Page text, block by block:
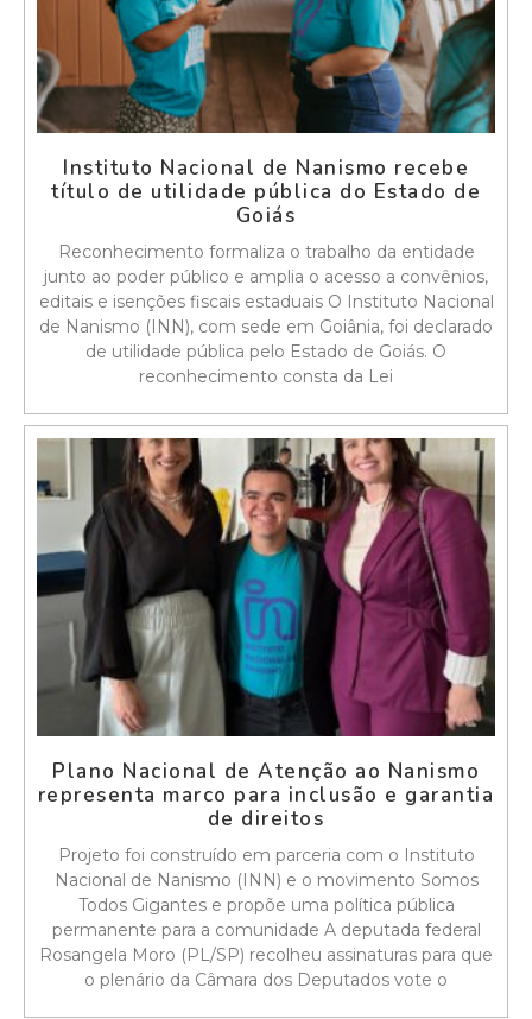
Instituto Nacional de Nanismo recebe
título de utilidade pública do Estado de
Goiás
Reconhecimento formaliza o trabalho da entidade
junto ao poder público e amplia o acesso a convênios,
editais e isenções fiscais estaduais O Instituto Nacional
de Nanismo (INN), com sede em Goiânia, foi declarado
de utilidade pública pelo Estado de Goiás. O
reconhecimento consta da Lei
Plano Nacional de Atenção ao Nanismo
representa marco para inclusão e garantia
de direitos
Projeto foi construído em parceria com o Instituto
Nacional de Nanismo (INN) e o movimento Somos
Todos Gigantes e propõe uma política pública
permanente para a comunidade A deputada federal
Rosangela Moro (PL/SP) recolheu assinaturas para que
o plenário da Câmara dos Deputados vote o